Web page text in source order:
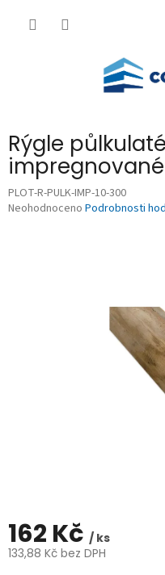
Rýgle
impregnované
PLOT-R-PULK-IMP-10-300
Průměrné
Neohodnoceno Podrobnosti
162 Kč / ks
133,88 Kč bez DPH